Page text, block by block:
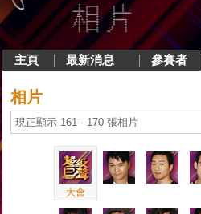
主頁 最新消息 參賽者
相片
現正顯示 161 - 170 張相片
大會